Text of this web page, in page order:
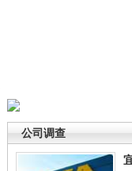
公司调查